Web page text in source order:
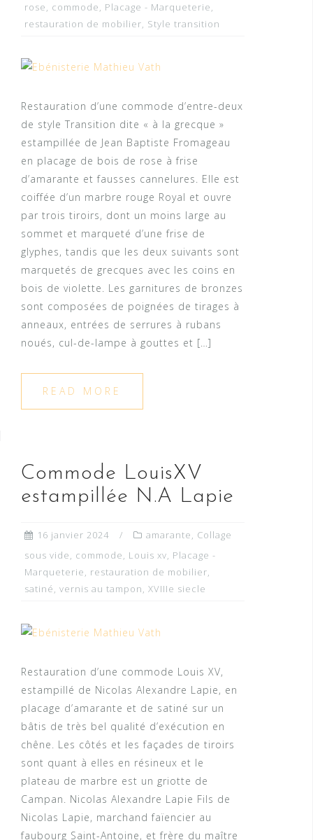
rose, commode, Placage - Marqueterie,
restauration de mobilier, Style transition
Restauration d’une commode d’entre-deux
de style Transition dite « à la grecque »
estampillée de Jean Baptiste Fromageau
en placage de bois de rose à frise
d’amarante et fausses cannelures. Elle est
coiffée d’un marbre rouge Royal et ouvre
par trois tiroirs, dont un moins large au
sommet et marqueté d’une frise de
glyphes, tandis que les deux suivants sont
marquetés de grecques avec les coins en
bois de violette. Les garnitures de bronzes
sont composées de poignées de tirages à
anneaux, entrées de serrures à rubans
noués, cul-de-lampe à gouttes et […]
READ MORE
Commode LouisXV
estampillée N.A Lapie
16 janvier 2024 amarante, Collage
sous vide, commode, Louis xv, Placage -
Marqueterie, restauration de mobilier,
satiné, vernis au tampon, XVIIIe siecle
Restauration d’une commode Louis XV,
estampillé de Nicolas Alexandre Lapie, en
placage d’amarante et de satiné sur un
bâtis de très bel qualité d’exécution en
chêne. Les côtés et les façades de tiroirs
sont quant à elles en résineux et le
plateau de marbre est un griotte de
Campan. Nicolas Alexandre Lapie Fils de
Nicolas Lapie, marchand faïencier au
faubourg Saint-Antoine, et frère du maître